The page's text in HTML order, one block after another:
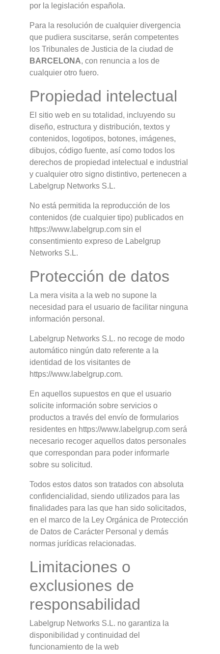
por la legislación española.
Para la resolución de cualquier divergencia
que pudiera suscitarse, serán competentes
los Tribunales de Justicia de la ciudad de
BARCELONA, con renuncia a los de
cualquier otro fuero.
Propiedad intelectual
El sitio web en su totalidad, incluyendo su
diseño, estructura y distribución, textos y
contenidos, logotipos, botones, imágenes,
dibujos, código fuente, así como todos los
derechos de propiedad intelectual e industrial
y cualquier otro signo distintivo, pertenecen a
Labelgrup Networks S.L.
No está permitida la reproducción de los
contenidos (de cualquier tipo) publicados en
https://www.labelgrup.com sin el
consentimiento expreso de Labelgrup
Networks S.L.
Protección de datos
La mera visita a la web no supone la
necesidad para el usuario de facilitar ninguna
información personal.
Labelgrup Networks S.L. no recoge de modo
automático ningún dato referente a la
identidad de los visitantes de
https://www.labelgrup.com.
En aquellos supuestos en que el usuario
solicite información sobre servicios o
productos a través del envío de formularios
residentes en https://www.labelgrup.com será
necesario recoger aquellos datos personales
que correspondan para poder informarle
sobre su solicitud.
Todos estos datos son tratados con absoluta
confidencialidad, siendo utilizados para las
finalidades para las que han sido solicitados,
en el marco de la Ley Orgánica de Protección
de Datos de Carácter Personal y demás
normas jurídicas relacionadas.
Limitaciones o
exclusiones de
responsabilidad
Labelgrup Networks S.L. no garantiza la
disponibilidad y continuidad del
funcionamiento de la web